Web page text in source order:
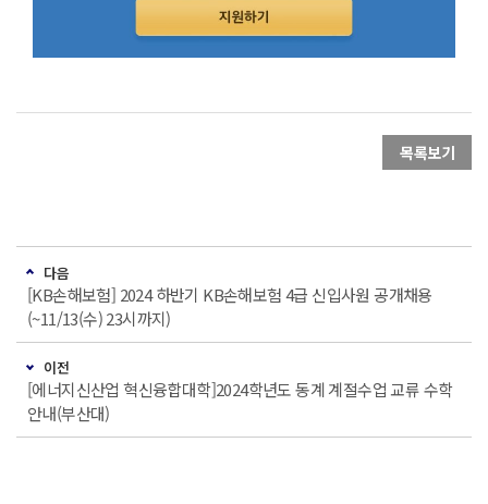
목록보기
다음
[KB손해보험] 2024 하반기 KB손해보험 4급 신입사원 공개채용
(~11/13(수) 23시까지)
이전
[에너지신산업 혁신융합대학]2024학년도 동계 계절수업 교류 수학
안내(부산대)